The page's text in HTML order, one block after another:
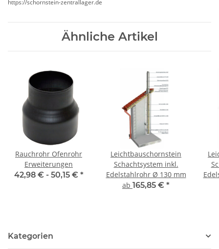
https://schornstein-zentrallager.de
Ähnliche Artikel
Rauchrohr Ofenrohr
Erweiterungen
42,98 € - 50,15 € *
Leichtbauschornstein
Schachtsystem inkl.
Edelstahlrohr Ø 130 mm
ab 165,85 € *
Kategorien